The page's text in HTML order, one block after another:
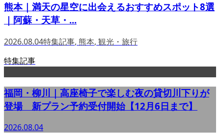
熊本｜満天の星空に出会えるおすすめスポット8選
｜阿蘇・天草・...
2026.08.04特集記事, 熊本, 観光・旅行
特集記事
福岡・柳川｜高座椅子で楽しむ夜の貸切川下りが
登場 新プラン予約受付開始【12月6日まで】
2026.08.04